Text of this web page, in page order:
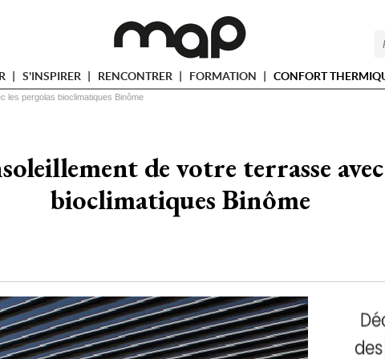
S'INSPIRER RENCONTRER FORMATION CONFORT
les pergolas bioclimatiques Binôme
de votre terrasse
bioclimatiques Binôme